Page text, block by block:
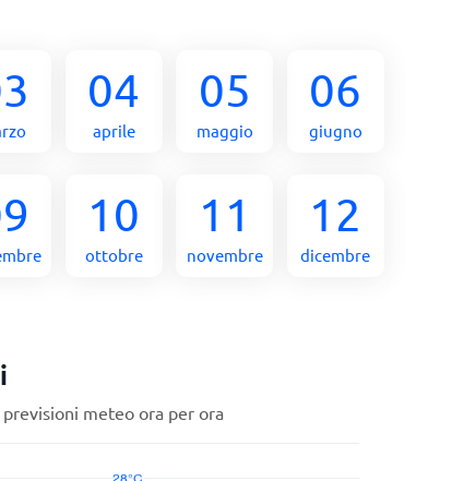
04
aprile
05
maggio
06
giugno
10
ottobre
11
novembre
12
dicembre
meteo ora per ora